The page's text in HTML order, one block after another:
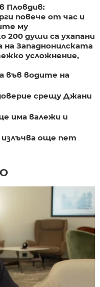
Пловдив:
повече от час и
му
200 души са ухапани
Западнонилската
усложнение,
във водите на
срещу Джани
има валежи и
излъчва още пет